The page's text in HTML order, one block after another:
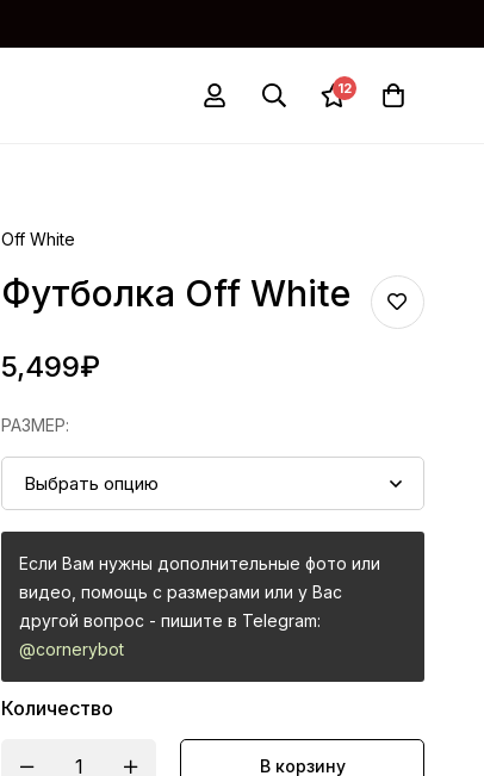
12
Off White
Футболка Off White
5,499₽
РАЗМЕР:
Если Вам нужны дополнительные фото или
видео, помощь с размерами или у Вас
другой вопрос - пишите в Telegram:
@cornerybot
Количество
В корзину